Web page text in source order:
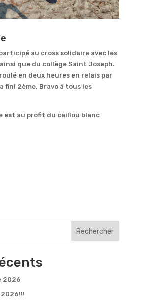
au cross solidaire avec les
que du collège Saint Joseph.
en deux heures en relais par
fini 2ème. Bravo à tous les
est au profit du caillou blanc
Rechercher
2026